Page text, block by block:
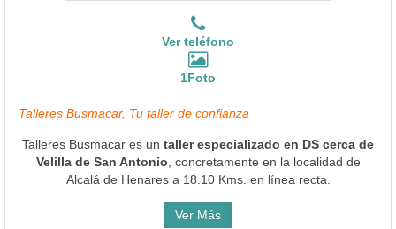
Ver teléfono
1Foto
Talleres Busmacar, Tu taller de confianza
Talleres Busmacar es un taller especializado en DS cerca de
Velilla de San Antonio , concretamente en la localidad de
Alcalá de Henares a 18.10 Kms. en línea recta.
Ver Más